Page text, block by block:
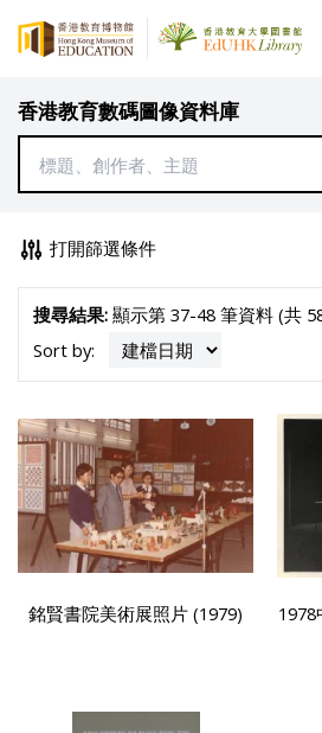
香港教育數碼圖像資料庫
打開篩選條件
搜尋結果:顯示第 37-48 筆資料 (共
Sort by:
銘賢書院美術展照片 (1979)